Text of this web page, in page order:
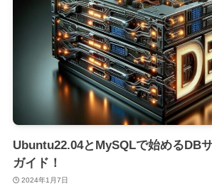
Ubuntu22.04とMySQLで始めるDB
ガイド！
2024年1月7日